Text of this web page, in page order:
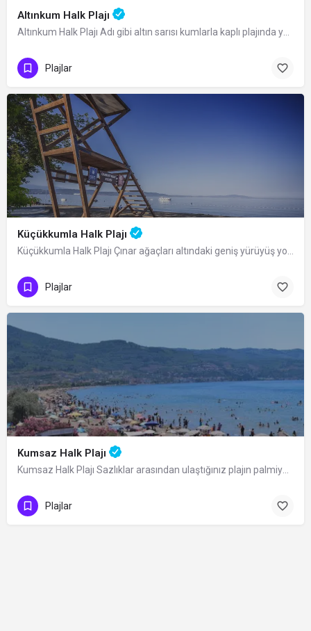
Altınkum Halk Plajı
Altınkum Halk Plajı Adı gibi altın sarısı kumlarla kaplı plajında yüzmenin keyfini…
Plajlar
Küçükkumla Halk Plajı
Küçükkumla Halk Plajı Çınar ağaçları altındaki geniş yürüyüş yolları ve gece gündüz…
Plajlar
Kumsaz Halk Plajı
Kumsaz Halk Plajı Sazlıklar arasından ulaştığınız plajın palmiyelerle kaplı geniş…
Plajlar